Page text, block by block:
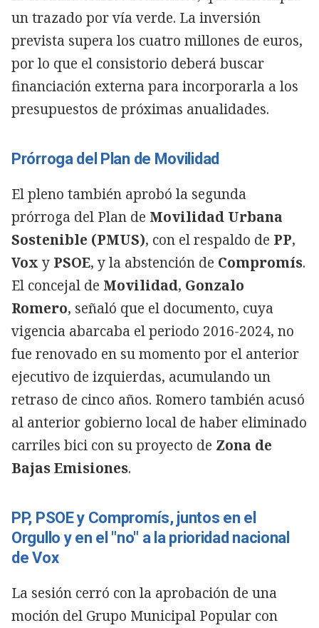
un trazado por vía verde. La inversión
prevista supera los cuatro millones de euros,
por lo que el consistorio deberá buscar
financiación externa para incorporarla a los
presupuestos de próximas anualidades.
Prórroga del Plan de Movilidad
El pleno también aprobó la segunda
prórroga del Plan de Movilidad Urbana
Sostenible (PMUS), con el respaldo de PP,
Vox y PSOE, y la abstención de Compromís.
El concejal de Movilidad, Gonzalo
Romero, señaló que el documento, cuya
vigencia abarcaba el periodo 2016-2024, no
fue renovado en su momento por el anterior
ejecutivo de izquierdas, acumulando un
retraso de cinco años. Romero también acusó
al anterior gobierno local de haber eliminado
carriles bici con su proyecto de Zona de
Bajas Emisiones.
PP, PSOE y Compromís, juntos en el
Orgullo y en el "no" a la prioridad nacional
de Vox
La sesión cerró con la aprobación de una
moción del Grupo Municipal Popular con